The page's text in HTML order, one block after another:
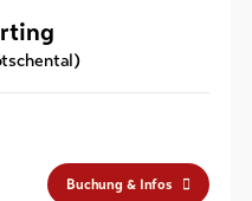
Buchung & Infos